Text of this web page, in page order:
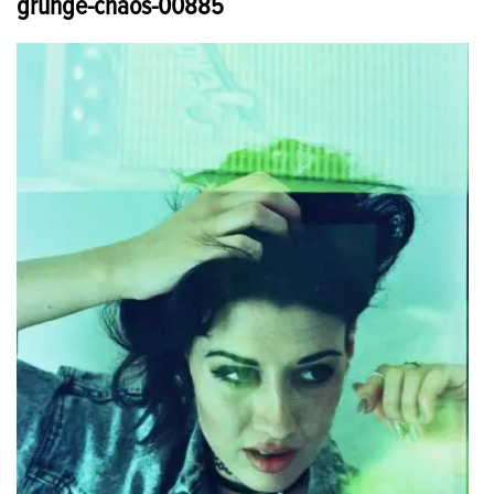
grunge-chaos-00885